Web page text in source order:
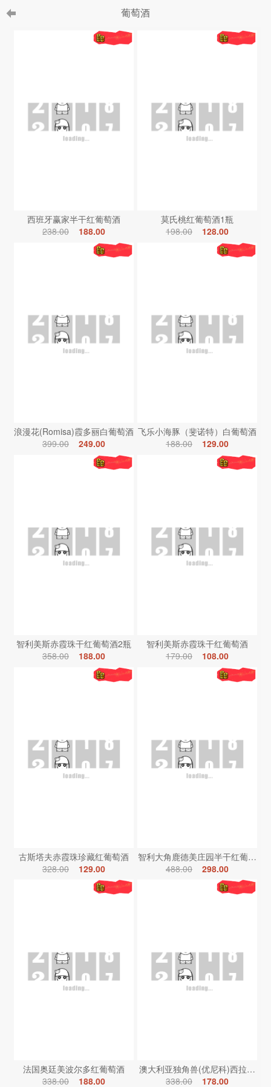
葡萄酒
西班牙赢家半干红葡萄酒
238.00
188.00
莫氏桃红葡萄酒1瓶
198.00
128.00
浪漫花(Romisa)霞多丽白葡萄酒
399.00
249.00
飞乐小海豚（斐诺特）白葡萄酒
188.00
129.00
智利美斯赤霞珠干红葡萄酒2瓶
358.00
188.00
智利美斯赤霞珠干红葡萄酒
179.00
108.00
古斯塔夫赤霞珠珍藏红葡萄酒
328.00
129.00
智利大角鹿德美庄园半干红葡萄酒
488.00
298.00
法国奥廷美波尔多红葡萄酒
338.00
188.00
澳大利亚独角兽(优尼科)西拉红葡
338.00
178.00